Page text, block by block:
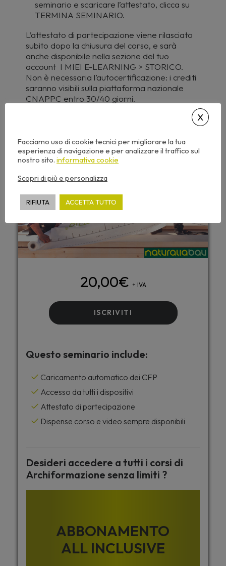
seminario e scaricare l’attestato, clicca su
TERMINA SEMINARIO.
L’attestato di partecipazione viene rilasciato
subito dopo la chiusura del corso, e sarà
anche disponibile nella sezione del tuo
account I MIEI E-LEARNING > STORICO.
Non è necessaria l’autocertificazione: i crediti
saranno visibili sulla piattaforma nazionale
CNAPPC entro 30/40 giorni.
20,00€ + IVA
ISCRIVITI
Questo seminario include:
Caricamento automatico dei CFP
Accesso da tutti i dispositivi
Attestato di partecipazione
Dispense corso e video sempre disponibili
Desideri accedere a tutti i corsi di
Archiformazione senza limiti ?
ABBONAMENTO
ALL INCLUSIVE
Facciamo uso di cookie tecnici per migliorare la tua
esperienza di navigazione e per analizzare il traffico sul
nostro sito. informativa cookie
Scopri di più e personalizza
RIFIUTA ACCETTA TUTTO